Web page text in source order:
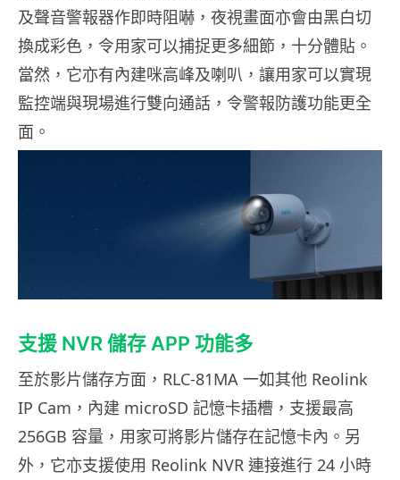
及聲音警報器作即時阻嚇，夜視畫面亦會由黑白切
換成彩色，令用家可以捕捉更多細節，十分體貼。
當然，它亦有內建咪高峰及喇叭，讓用家可以實現
監控端與現場進行雙向通話，令警報防護功能更全
面。
支援 NVR 儲存 APP 功能多
至於影片儲存方面，RLC-81MA 一如其他 Reolink
IP Cam，內建 microSD 記憶卡插槽，支援最高
256GB 容量，用家可將影片儲存在記憶卡內。另
外，它亦支援使用 Reolink NVR 連接進行 24 小時